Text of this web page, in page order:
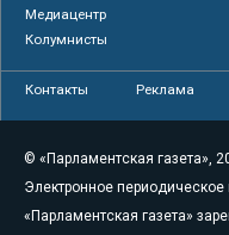
Медиацентр
Колумнисты
Контакты Реклама
© «Парламентская газета»,
Электронное периодическое
«Парламентская газета»